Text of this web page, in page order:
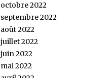
octobre 2022
septembre 2022
août 2022
juillet 2022
juin 2022
mai 2022